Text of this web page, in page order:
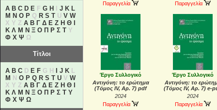
A B C D E F G H J K L
M N O P Q R S T U V W
X Y Z Α Β Γ Δ Ε Ζ Η Θ
Κ Λ Μ Ν Ξ Ο Π Ρ Σ Τ Υ
Φ Χ Ψ Ω
Τίτλοι
A B C D E F G H J K L
M N O P Q R S T U V W
X Y Z Α Β Γ Δ Ε Ζ Η Θ
Κ Λ Μ Ν Ξ Ο Π Ρ Σ Τ Υ
Φ Χ Ψ Ω
Παραγγελία
Παραγγελία
Έργο Συλλογικό
Αντιγόνη: το ερώτημα
(Τόμος IV, Αρ. 7) pdf
2024
Παραγγελία
Έργο Συλλογικό
Αντιγόνη: το
(Τόμος IV, Αρ. 7) e-
2024
Παραγγελία